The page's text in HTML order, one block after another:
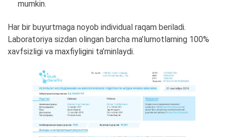
mumkin.
Har bir buyurtmaga noyob individual raqam beriladi.
Laboratoriya sizdan olingan barcha ma’lumotlarning 100%
xavfsizligi va maxfiyligini ta’minlaydi.